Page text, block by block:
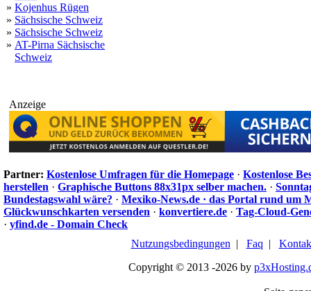
» Kojenhus Rügen
» Sächsische Schweiz
» Sächsische Schweiz
» AT-Pirna Sächsische
Schweiz
Anzeige
Partner: Kostenlose Umfragen für die Homepage · Kostenlose
herstellen · Graphische Buttons 88x31px selber machen. ·
Bundestagswahl wäre? · Mexiko-News.de · das Portal rund um
Glückwunschkarten versenden · konvertiere.de · Tag-Cloud-
· yfind.de - Domain Check
Nutzungsbedingungen | Faq |
Copyright © 2013 -2026 by